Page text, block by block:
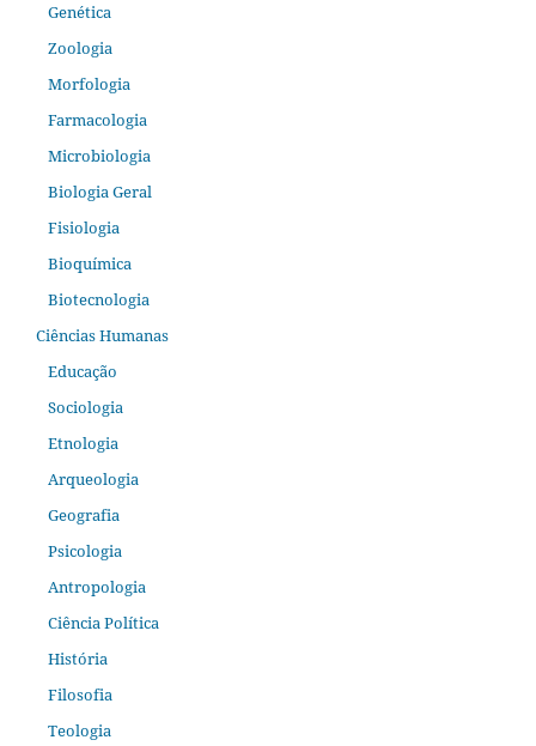
Genética
Zoologia
Morfologia
Farmacologia
Microbiologia
Biologia Geral
Fisiologia
Bioquímica
Biotecnologia
Ciências Humanas
Educação
Sociologia
Etnologia
Arqueologia
Geografia
Psicologia
Antropologia
Ciência Política
História
Filosofia
Teologia